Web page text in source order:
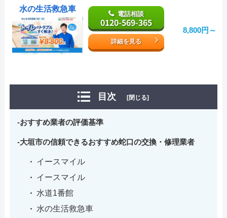
水の生活救急車
電話相談
0120-569-365
詳細を見る
8,800円～
目次 [閉じる]
おすすめ業者の評価基準
大垣市の信頼できるおすすめ蛇口の交換・修理業者
イースマイル
イースマイル
水道1番館
水の生活救急車